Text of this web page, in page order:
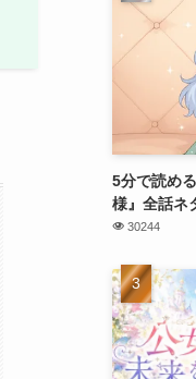
5分で読め
様』全話ネ
30244